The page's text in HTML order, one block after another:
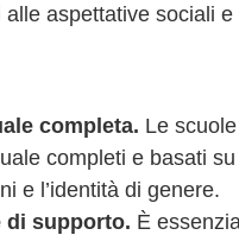
aspettative sociali e
completa. Le
completi e basati
e l’identità di genere.
di supporto. È